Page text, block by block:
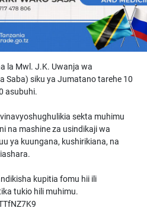
la Mwl. J.K. Uwanja wa
Saba) siku ya Jumatano tarehe 10
asubuhi.
sekta muhimu
na mashine za usindikaji wa
ya kuungana, kushirikiana, na
kupitia fomu hii ili
tukio hili muhimu.